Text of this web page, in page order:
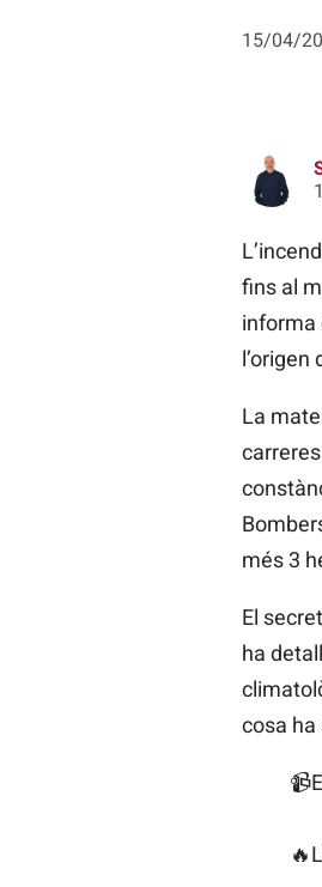
15/04/
fins al
informa
La
més 3
El
ha
cosa ha